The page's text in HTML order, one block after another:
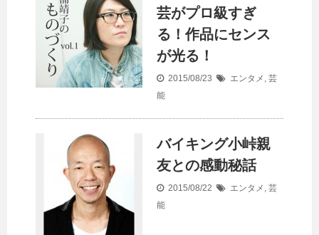
芸がプロ級すぎ
る！作品にセンス
が光る！
2015/08/23 エンタメ , 芸
能
バイキング小峠親
友との感動秘話
2015/08/22 エンタメ , 芸
能